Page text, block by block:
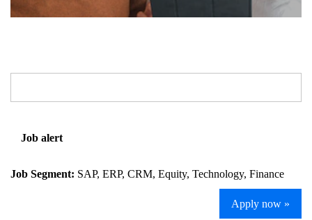
Job alert
Job Segment: SAP, ERP, CRM, Equity, Technology, Finance
Apply now »